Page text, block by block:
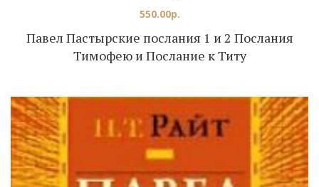
Павел Пастырские послания 1 и 2 Послания
Тимофею и Послание к Титу
550.00р.